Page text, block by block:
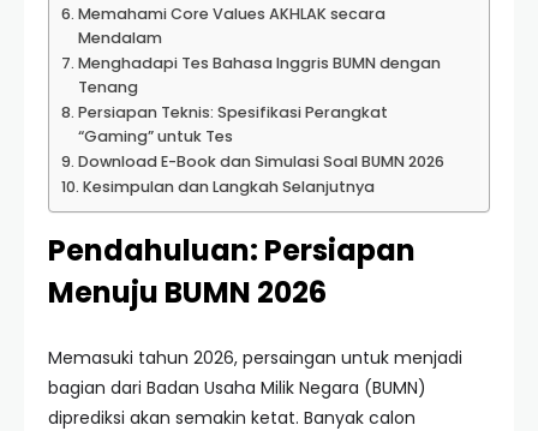
Memahami Core Values AKHLAK secara
Mendalam
Menghadapi Tes Bahasa Inggris BUMN dengan
Tenang
Persiapan Teknis: Spesifikasi Perangkat
“Gaming” untuk Tes
Download E-Book dan Simulasi Soal BUMN 2026
Kesimpulan dan Langkah Selanjutnya
Pendahuluan: Persiapan
Menuju BUMN 2026
Memasuki tahun 2026, persaingan untuk menjadi
bagian dari Badan Usaha Milik Negara (BUMN)
diprediksi akan semakin ketat. Banyak calon